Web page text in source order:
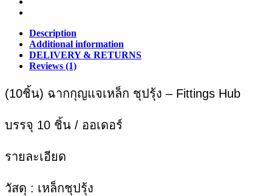
Description
Additional information
DELIVERY & RETURNS
Reviews (1)
(10ชิ้น) ฉากกุญแจเหล็ก ชุปรุ้ง – Fittings Hub
บรรจุ 10 ชิ้น / ออเดอร์
รายละเอียด
วัสดุ : เหล็กชุปรุ้ง